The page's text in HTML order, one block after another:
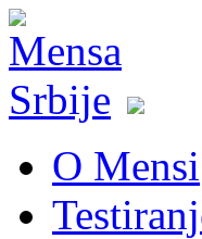
O Mensi